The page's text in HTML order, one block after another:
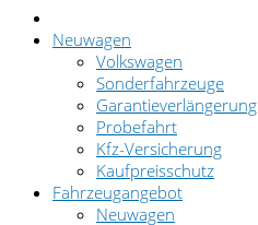
Neuwagen
Volkswagen
Sonderfahrzeuge
Garantieverlängerung
Probefahrt
Kfz-Versicherung
Kaufpreisschutz
Fahrzeugangebot
Neuwagen